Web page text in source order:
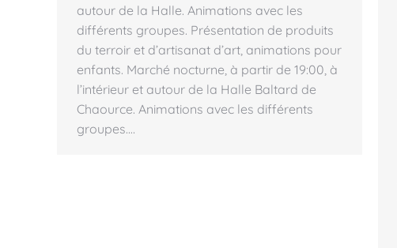
autour de la Halle. Animations avec les
différents groupes. Présentation de produits
du terroir et d’artisanat d’art, animations pour
enfants. Marché nocturne, à partir de 19:00, à
l’intérieur et autour de la Halle Baltard de
Chaource. Animations avec les différents
groupes.…